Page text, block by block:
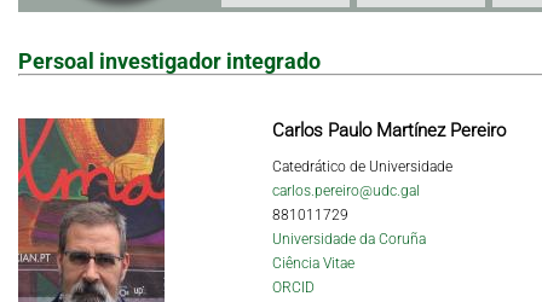
Persoal investigador integrado
Carlos Paulo Martínez Pereiro
Catedrático de Universidade
carlos.pereiro@udc.gal
881011729
Universidade da Coruña
Ciência Vitae
ORCID